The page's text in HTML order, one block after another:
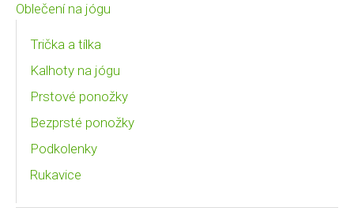
Oblečení na jógu
Trička a tílka
Kalhoty na jógu
Prstové ponožky
Bezprsté ponožky
Podkolenky
Rukavice